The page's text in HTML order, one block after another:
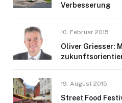
Verbesserung
10. Februar 2015
Oliver Griesser:
19. August 2015
Street Food